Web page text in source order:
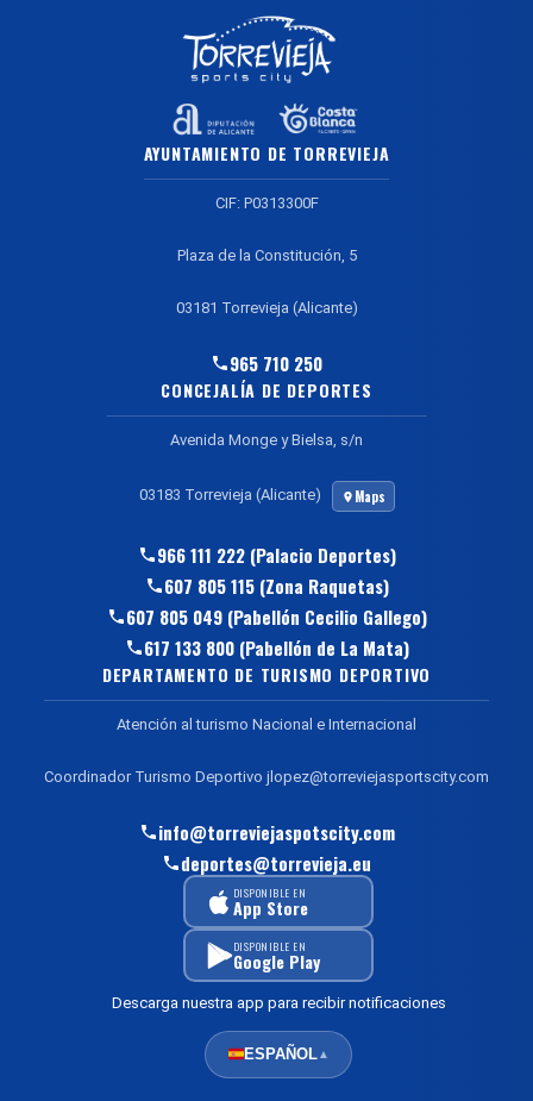
AYUNTAMIENTO DE TORREVIEJA
CIF: P0313300F
Plaza de la Constitución, 5
03181 Torrevieja (Alicante)
965 710 250
CONCEJALÍA DE DEPORTES
Avenida Monge y Bielsa, s/n
03183 Torrevieja (Alicante) Maps
966 111 222 (Palacio Deportes)
607 805 115 (Zona Raquetas)
607 805 049 (Pabellón Cecilio Gallego)
617 133 800 (Pabellón de La Mata)
DEPARTAMENTO DE TURISMO DEPORTIVO
Atención al turismo Nacional e Internacional
Coordinador Turismo Deportivo jlopez@torreviejasportscity.com
info@torreviejaspotscity.com
deportes@torrevieja.eu
DISPONIBLE EN
App Store
DISPONIBLE EN
Google Play
Descarga nuestra app para recibir notificaciones
ESPAÑOL▲